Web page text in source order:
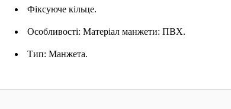
Фіксуюче кільце.
Особливості: Матеріал манжети: ПВХ.
Тип: Манжета.